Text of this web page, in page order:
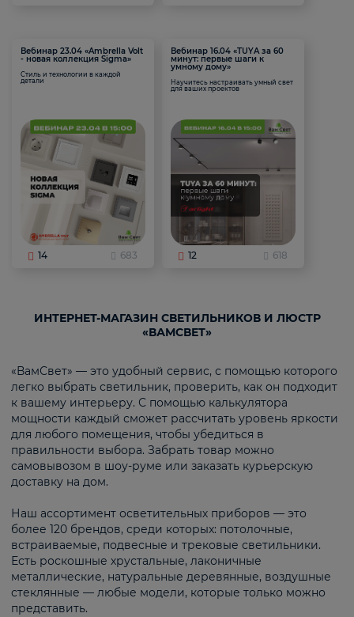
Вебинар 23.04 «Ambrella Volt
- новая коллекция Sigma»
Стиль и технологии в каждой
детали
14 683
Вебинар 16.04 «TUYA за 60
минут: первые шаги к
умному дому»
Научитесь настраивать умный свет
для ваших проектов
12 618
ИНТЕРНЕТ-МАГАЗИН СВЕТИЛЬНИКОВ И ЛЮСТР
«ВАМСВЕТ»
«ВамСвет» — это удобный сервис, с помощью которого
легко выбрать светильник, проверить, как он подходит
к вашему интерьеру. С помощью калькулятора
мощности каждый сможет рассчитать уровень яркости
для любого помещения, чтобы убедиться в
правильности выбора. Забрать товар можно
самовывозом в шоу-руме или заказать курьерскую
доставку на дом.
Наш ассортимент осветительных приборов — это
более 120 брендов, среди которых: потолочные,
встраиваемые, подвесные и трековые светильники.
Есть роскошные хрустальные, лаконичные
металлические, натуральные деревянные, воздушные
стеклянные — любые модели, которые только можно
представить.